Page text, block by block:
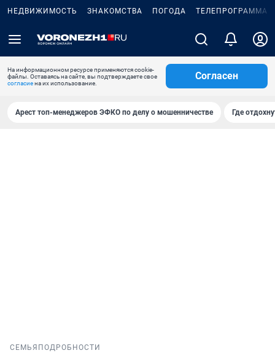
НЕДВИЖИМОСТЬ ЗНАКОМСТВА ПОГОДА ТЕЛЕПРОГРАММА
На информационном ресурсе применяются cookie-
файлы. Оставаясь на сайте, вы подтверждаете свое
согласиена их использование.
Согласен
Арест топ-менеджеров ЭФКО по делу о мошенничестве Где
СЕМЬЯ ПОДРОБНОСТИ